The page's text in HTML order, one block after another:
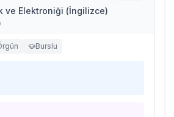
ve Elektroniği (İngilizce)
Burslu